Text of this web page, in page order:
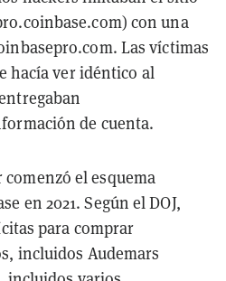
con una
Las víctimas
hacía ver idéntico al
de cuenta.
el esquema
en 2021. Según el DOJ,
para comprar
incluidos Audemars